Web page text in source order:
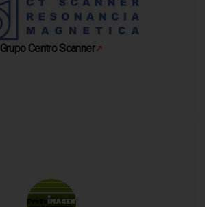
Grupo Centro Scanner↗
Se abre en una pestaña nueva